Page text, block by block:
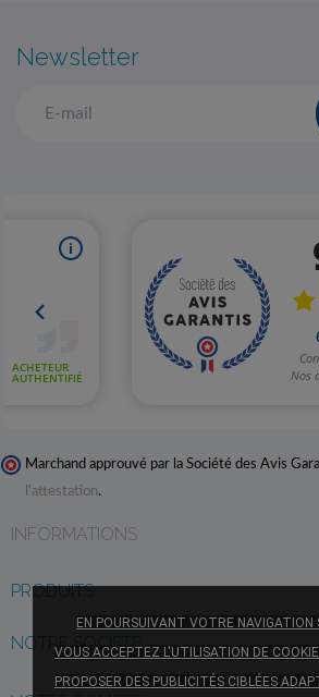
Newsletter
Marchand approuvé par la Société des Avis
l'attestation.
INFORMATIONS
PRODUITS
NOTRE SOCIÉTÉ
EN POURSUIVANT VOTRE NAVIGATION
VOUS ACCEPTEZ L'UTILISATION DE
PROPOSER DES PUBLICITÉS CIBLÉES